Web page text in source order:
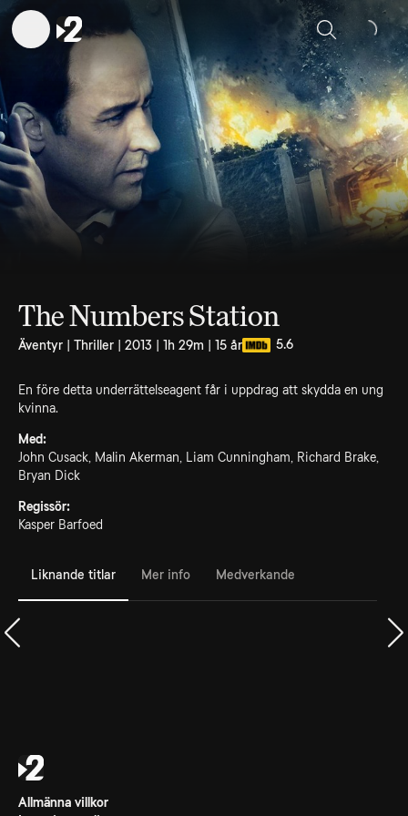
Sök
The Numbers Station
Äventyr | Thriller | 2013 | 1h 29m | 15 år 5.6
En före detta underrättelseagent får i uppdrag att skydda en ung
kvinna.
Med:
John Cusack, Malin Akerman, Liam Cunningham, Richard Brake,
Bryan Dick
Regissör:
Kasper Barfoed
Liknande titlar Mer info Medverkande
Allmänna villkor